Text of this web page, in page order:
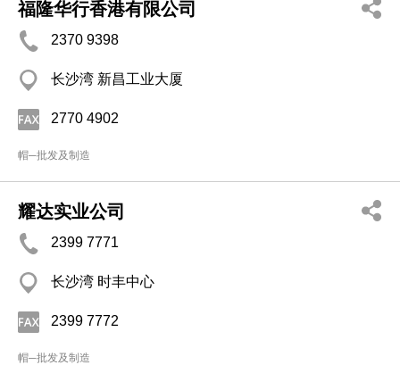
福隆华行香港有限公司
2370 9398
长沙湾 新昌工业大厦
2770 4902
帽─批发及制造
耀达实业公司
2399 7771
长沙湾 时丰中心
2399 7772
帽─批发及制造